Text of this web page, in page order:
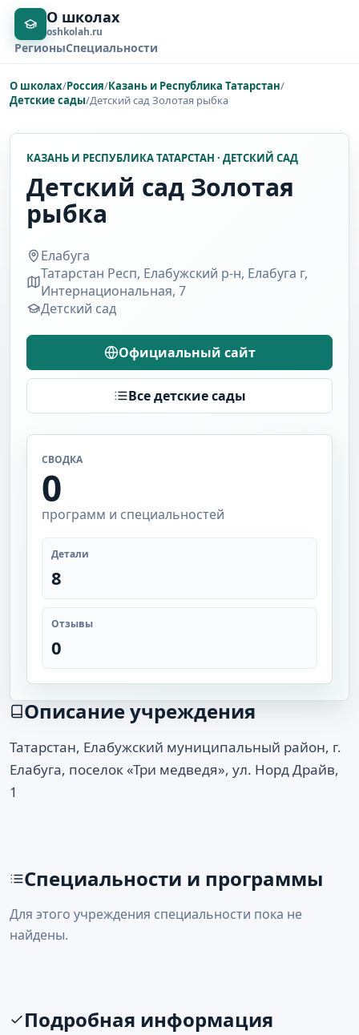
О школах
oshkolah.ru
РегионыСпециальности
О школах/Россия/Казань и Республика Татарстан/
Детские сады/Детский сад Золотая рыбка
КАЗАНЬ И РЕСПУБЛИКА ТАТАРСТАН · ДЕТСКИЙ САД
Детский сад Золотая
рыбка
Елабуга
Татарстан Респ, Елабужский р-н, Елабуга г,
Интернациональная, 7
Детский сад
Официальный сайт
Все детские сады
СВОДКА
0
программ и специальностей
Детали
8
Отзывы
0
Описание учреждения
Татарстан, Елабужский муниципальный район, г.
Елабуга, поселок «Три медведя», ул. Норд Драйв,
1
Специальности и программы
Для этого учреждения специальности пока не
найдены.
Подробная информация